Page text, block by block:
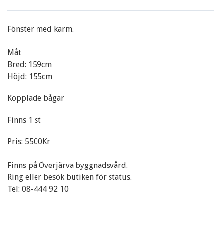
Fönster med karm.
Måt
Bred: 159cm
Höjd: 155cm
Kopplade bågar
Finns 1 st
Pris: 5500Kr
Finns på Överjärva byggnadsvård.
Ring eller besök butiken för status.
Tel: 08-444 92 10